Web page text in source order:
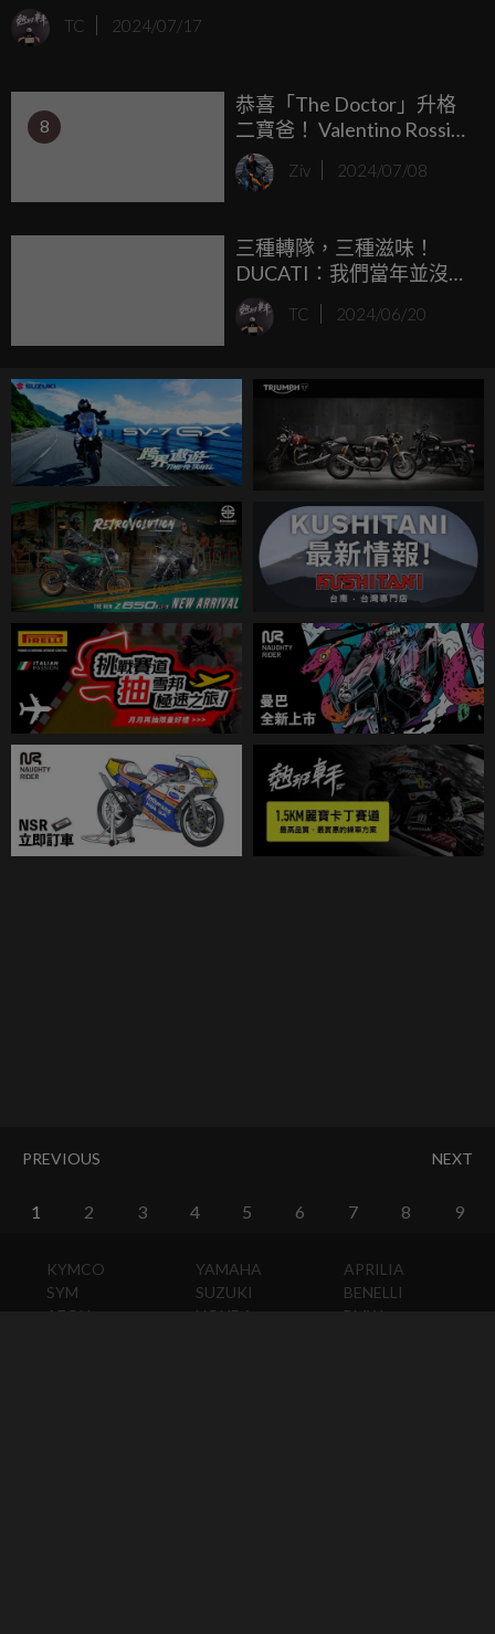
許多大前輩與大學長。儘管這些成績對於Acosta而言依然希
望保持低調，他意識到自己依然還有許多工作要完成，依然
TC 2024/07/17
8
恭喜「The Doctor」升格
二寶爸！ Valentino Rossi
即將迎來第二個孩子
Ziv 2024/07/08
三種轉隊，三種滋味！
DUCATI：我們當年並沒有
為Valentino Rossi的到來做
好準備... ...
TC 2024/06/20
PREVIOUS NEXT
1 2 3 4 5 6 7 8 9
KYMCO
SYM
AEON
YAMAHA
SUZUKI
HONDA
APRILIA
BENELLI
BMW